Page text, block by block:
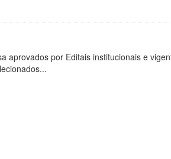
aprovados por Editais institucionais e